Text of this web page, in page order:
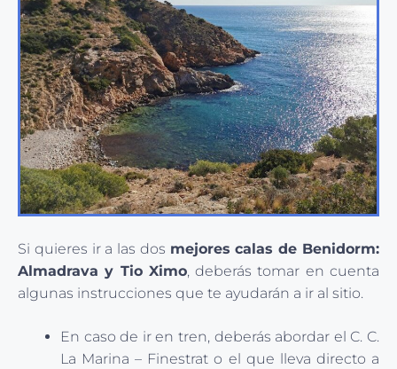
Si quieres ir a las dos mejores calas de Benidorm:
Almadrava y Tio Ximo, deberás tomar en cuenta
algunas instrucciones que te ayudarán a ir al sitio.
En caso de ir en tren, deberás abordar el C. C.
La Marina – Finestrat o el que lleva directo a